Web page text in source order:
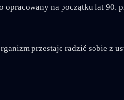
opracowany na początku lat 90.
przestaje radzić sobie z